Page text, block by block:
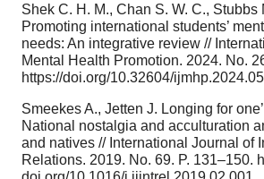
Shek C. H. M., Chan S. W. C., Stubbs
Promoting international students’
needs: An integrative review //
Mental Health Promotion. 2024. No.
https://doi.org/10.32604/
Smeekes A., Jetten J. Longing for
National nostalgia and acculturation
and natives // International Journal of
Relations. 2019. No. 69. P. 131–150.